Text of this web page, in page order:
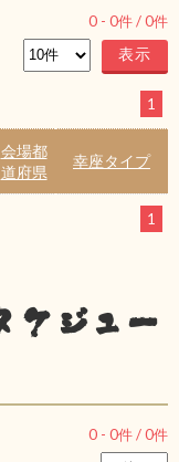
0 - 0件 /0件
1
会場都
道府県
幸座タイプ
1
ケジュー
0 - 0件 /0件